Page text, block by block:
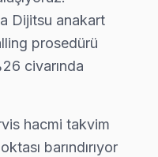
Servis Rehberi
Servis Rehberi
Arızalar
Ses gecikmesi
doğrultusunda
Dijitsu anakart
prosedürü
civarında
hacmi takvim
barındırıyor